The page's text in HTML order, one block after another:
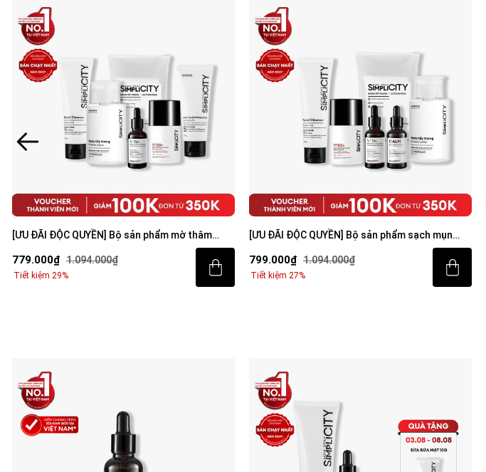
[ƯU ĐÃI ĐỘC QUYỀN] Bộ sản phẩm mờ thâm
779.000₫ 1.094.000₫
Tiết kiệm 29%
[ƯU ĐÃI ĐỘC QUYỀN] Bộ sản phẩm sạch mụn
799.000₫ 1.094.000₫
Tiết kiệm 27%